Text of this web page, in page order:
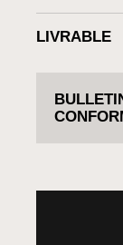
LIVRABLE